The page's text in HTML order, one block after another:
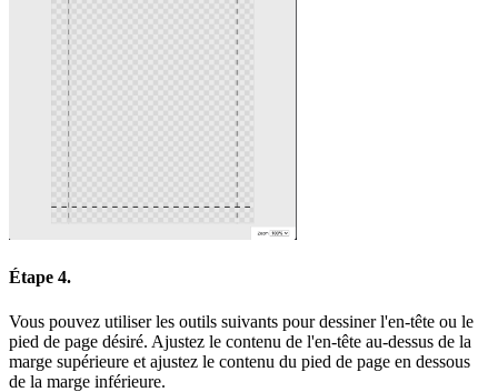
Étape 4.
Vous pouvez utiliser les outils suivants pour dessiner l'en-tête ou le
pied de page désiré. Ajustez le contenu de l'en-tête au-dessus de la
marge supérieure et ajustez le contenu du pied de page en dessous
de la marge inférieure.